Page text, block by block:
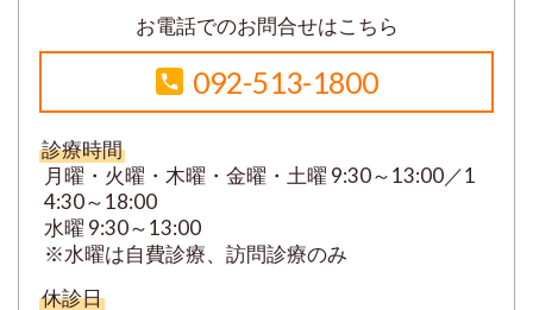
お電話でのお問合せはこちら
092-513-1800
診療時間
月曜・火曜・木曜・金曜・土曜 9:30～13:00／1
4:30～18:00
水曜 9:30～13:00
※水曜は自費診療、訪問診療のみ
休診日